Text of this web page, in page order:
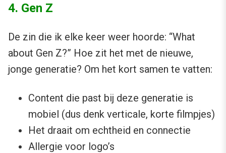
4. Gen Z
De zin die ik elke keer weer hoorde: “What
about Gen Z?” Hoe zit het met de nieuwe,
jonge generatie? Om het kort samen te vatten:
Content die past bij deze generatie is
mobiel (dus denk verticale, korte filmpjes)
Het draait om echtheid en connectie
Allergie voor logo’s